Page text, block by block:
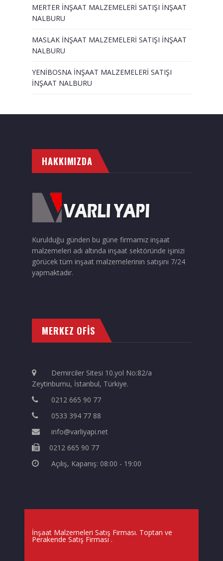
MERTER İNŞAAT MALZEMELERİ SATIŞI İNŞAAT
NALBURU
MASLAK İNŞAAT MALZEMELERİ SATIŞI İNŞAAT
NALBURU
YENİBOSNA İNŞAAT MALZEMELERİ SATIŞI
İNŞAAT NALBURU
HAKKIMIZDA
Kurulduğu günden bu güne firmamız inşaat
malzemeleri adı altında inşaat sektöründe işinizi
görücek tüm inşaat malzemelerinin satışını 7/24
yapmaktadır.
MERKEZ OFİS
Demirciler Sitesi 10.yol No:82/a
Zeytinburnu, İstanbul, Türkiye.
0212 665 90 77
0533 394 77 88
info@varliyapi.net
0212 665 90 77
Açılış, Kapanış: 08:00 - 19:00
İnşaat Malzemeleri Satış Firması. Toptan ve
Perakende Satış Firması .